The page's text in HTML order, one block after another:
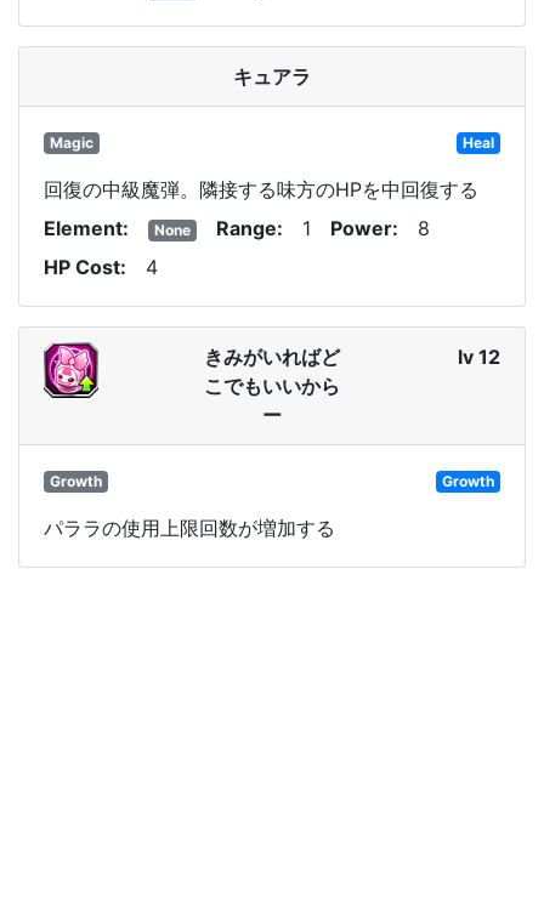
キュアラ
Magic Heal
回復の中級魔弾。隣接する味方のHPを中回復する
Element
None Range 1 Power
8
HP Cost
4
きみがいればど
こでもいいから
ー
lv 12
Growth Growth
パララの使用上限回数が増加する